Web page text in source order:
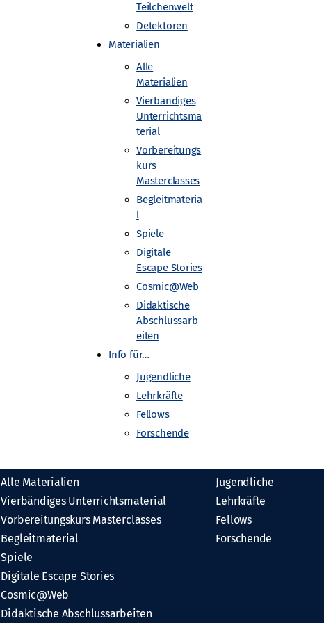
Teilchenwelt
Detektoren
Materialien
Alle
Materialien
Vierbändiges
Unterrichtsma
terial
Vorbereitungs
kurs
Masterclasses
Begleitmateria
l
Spiele
Digitale
Escape Stories
Cosmic@Web
Didaktische
Abschlussarb
eiten
Info für…
Jugendliche
Lehrkräfte
Fellows
Forschende
Alle Materialien
Vierbändiges Unterrichtsmaterial
Vorbereitungskurs Masterclasses
Begleitmaterial
Spiele
Digitale Escape Stories
Cosmic@Web
Didaktische Abschlussarbeiten
Jugendliche
Lehrkräfte
Fellows
Forschende